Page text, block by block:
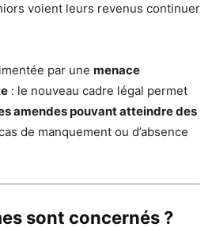
voient leurs revenus continuer
par une menace
: le nouveau cadre légal permet
amendes pouvant atteindre des
de manquement ou d’absence
sont concernés ?